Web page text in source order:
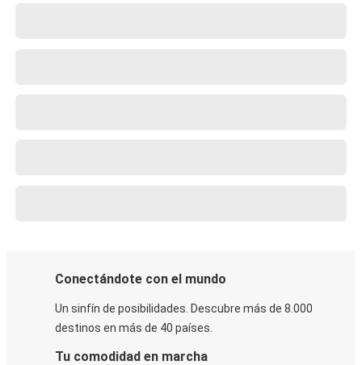
Conectándote con el mundo
Un sinfín de posibilidades. Descubre más de 8.000
destinos en más de 40 países.
Tu comodidad en marcha